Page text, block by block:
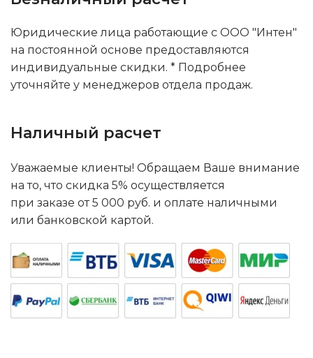
Юридические лица работающие с ООО "Интен"
на постоянной основе предоставляются
индивидуальные скидки. * Подробнее
уточняйте у менеджеров отдела продаж.
Наличный расчет
Уважаемые клиенты! Обращаем Ваше внимание
на то, что скидка 5% осуществляется
при заказе от 5 000 руб. и оплате наличными
или банковской картой.